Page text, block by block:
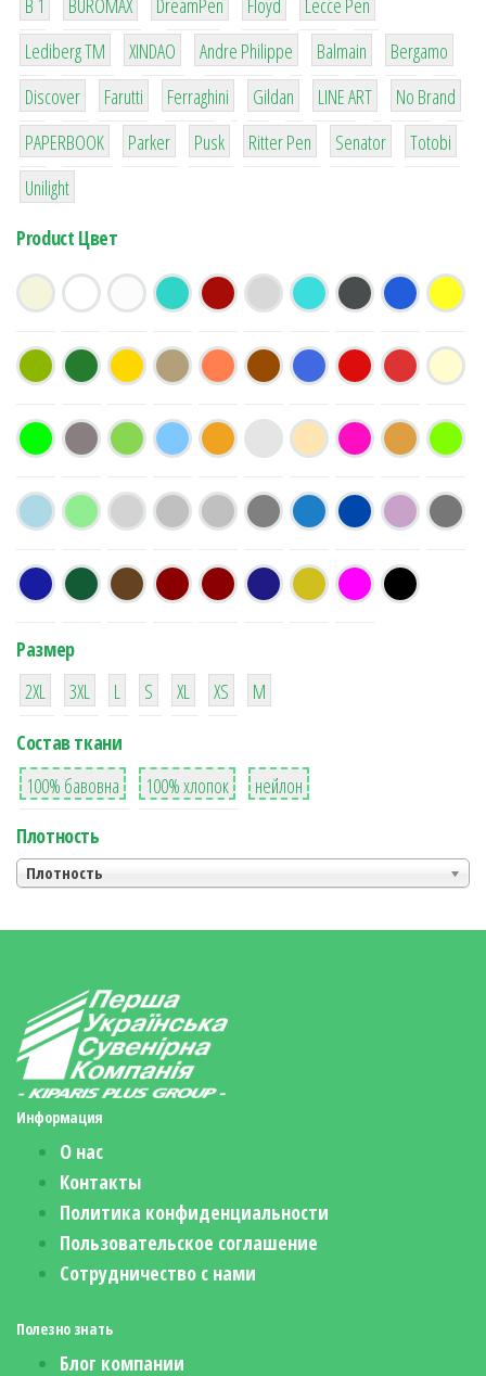
3
Lediberg ТМ
3
XINDAO
1
Andre Philippe
4
Balmain
26
Bergamo
64
Discover
299
Farutti
4
Ferraghini
42
Gildan
4
LINE ART
90
No Brand
8
PAPERBOOK
6
Parker
2
Pusk
22
Ritter Pen
15
Senator
43
Totobi
1
Unilight
Product Цвет
Размер
38
2XL
16
3XL
42
L
42
S
42
XL XS
М
Состав ткани
8
100% бавовна
36
100% хлопок
2
нейлон
Плотность
Плотность
Информация
О нас
Контакты
Политика конфиденциальности
Пользовательское соглашение
Сотрудничество с нами
Полезно знать
Блог компании